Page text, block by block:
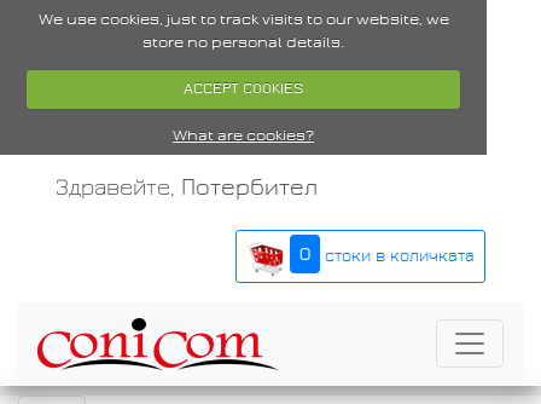
We use cookies, just to track visits to our website, we
store no personal details.
ACCEPT COOKIES
What are cookies?
Здравейте, Потербител
0 стоки в количката